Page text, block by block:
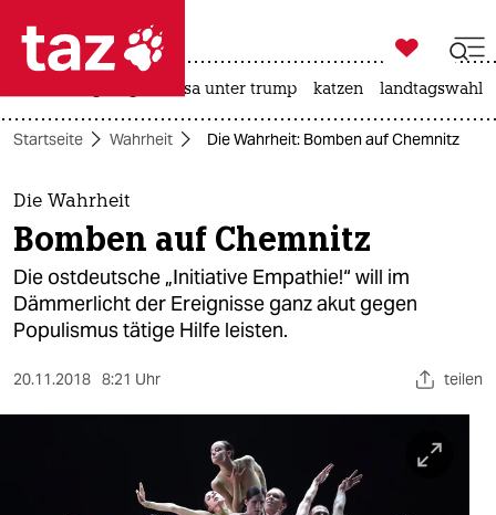
 taz zahl ich
taz zahl ich
themen
politik
öko
gesellschaft

taz zahl ich
usa unter trump katzen landtagswahl
Startseite Wahrheit Die Wahrheit: Bomben auf Chemnitz
Die Wahrheit
Bomben auf Chemnitz
Die ostdeutsche „Initiative Empathie!“ will im
Dämmerlicht der Ereignisse ganz akut gegen
Populismus tätige Hilfe leisten.
20.11.2018 8:21 Uhr teilen